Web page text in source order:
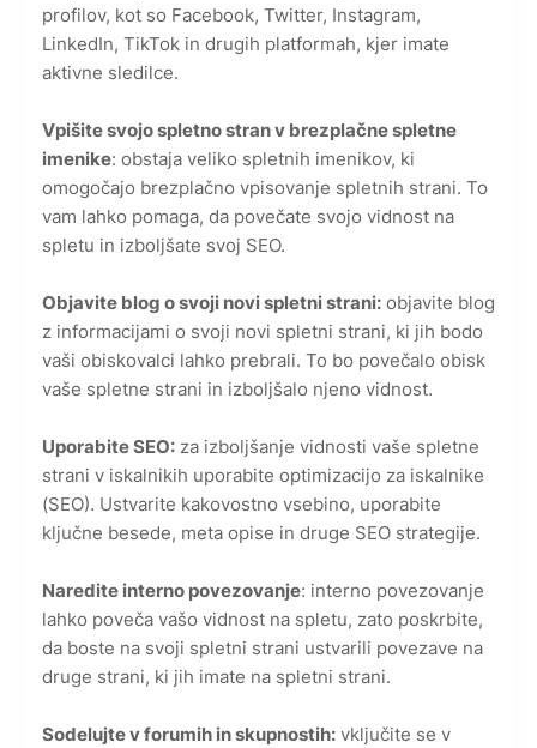
profilov, kot so Facebook, Twitter, Instagram,
LinkedIn, TikTok in drugih platformah, kjer imate
aktivne sledilce.
Vpišite svojo spletno stran v brezplačne spletne
imenike: obstaja veliko spletnih imenikov, ki
omogočajo brezplačno vpisovanje spletnih strani. To
vam lahko pomaga, da povečate svojo vidnost na
spletu in izboljšate svoj SEO.
Objavite blog o svoji novi spletni strani: objavite blog
z informacijami o svoji novi spletni strani, ki jih bodo
vaši obiskovalci lahko prebrali. To bo povečalo obisk
vaše spletne strani in izboljšalo njeno vidnost.
Uporabite SEO: za izboljšanje vidnosti vaše spletne
strani v iskalnikih uporabite optimizacijo za iskalnike
(SEO). Ustvarite kakovostno vsebino, uporabite
ključne besede, meta opise in druge SEO strategije.
Naredite interno povezovanje: interno povezovanje
lahko poveča vašo vidnost na spletu, zato poskrbite,
da boste na svoji spletni strani ustvarili povezave na
druge strani, ki jih imate na spletni strani.
Sodelujte v forumih in skupnostih: vključite se v